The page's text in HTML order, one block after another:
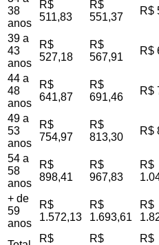
38
anos
R$
511,83
R$
551,37
R$
39 a
43
anos
R$
527,18
R$
567,91
R$
44 a
48
anos
R$
641,87
R$
691,46
R$
49 a
53
anos
R$
754,97
R$
813,30
R$
54 a
58
anos
R$
898,41
R$
967,83
R$
+ de
59
anos
R$
1.572,13
R$
1.693,61
R$
R$
R$
R$